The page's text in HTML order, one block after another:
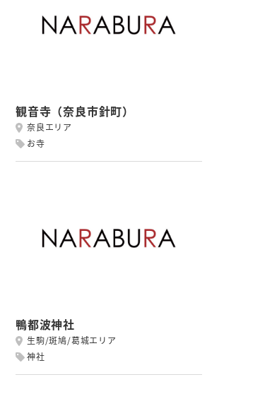
観音寺（奈良市針町）
奈良エリア
お寺
鴨都波神社
生駒/斑鳩/葛城エリア
神社